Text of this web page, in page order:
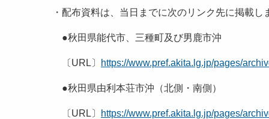
・配布資料は、当日までに次のリンク先に掲載し
●秋田県能代市、三種町及び男鹿市沖
〔URL〕 https://www.pref.akita.lg.jp/pages/
●秋田県由利本荘市沖（北側・南側）
〔URL〕 https://www.pref.akita.lg.jp/pages/